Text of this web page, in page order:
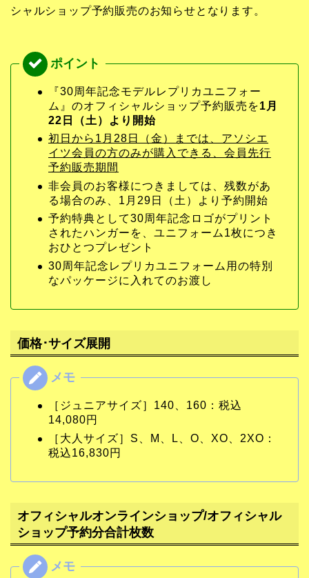
シャルショップ予約販売のお知らせとなります。
『30周年記念モデルレプリカユニフォー
ム』のオフィシャルショップ予約販売を1月
22日（土）より開始
初日から1月28日（金）までは、アソシエ
イツ会員の方のみが購入できる、会員先行
予約販売期間
非会員のお客様につきましては、残数があ
る場合のみ、1月29日（土）より予約開始
予約特典として30周年記念ロゴがプリント
されたハンガーを、ユニフォーム1枚につき
おひとつプレゼント
30周年記念レプリカユニフォーム用の特別
なパッケージに入れてのお渡し
価格･サイズ展開
［ジュニアサイズ］140、160：税込
14,080円
［大人サイズ］S、M、L、O、XO、2XO：
税込16,830円
オフィシャルオンラインショップ/オフィシャル
ショップ予約分合計枚数